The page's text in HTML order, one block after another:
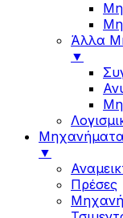
Άλλα
▼
Μηχανήματα
▼
Πρέσες